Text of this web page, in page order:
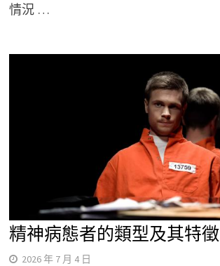
情況 …
精神病態者的類型及其特徵
2026 年 7 月 4 日